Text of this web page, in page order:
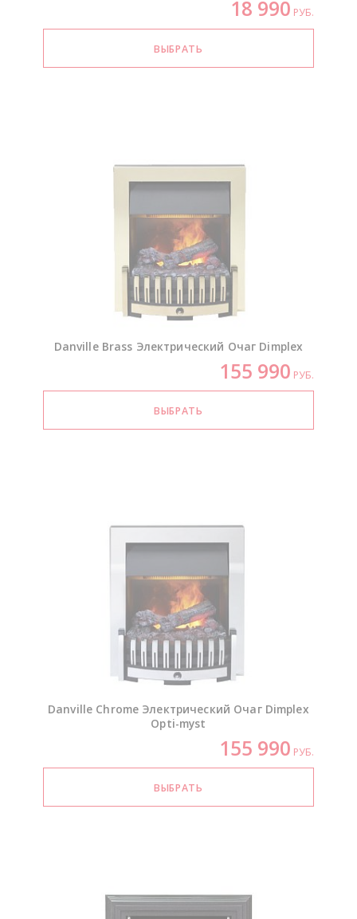
18 990 РУБ.
Danville Brass Электрический Очаг Dimplex
155 990 РУБ.
Danville Chrome Электрический Очаг Dimplex
Opti-myst
155 990 РУБ.